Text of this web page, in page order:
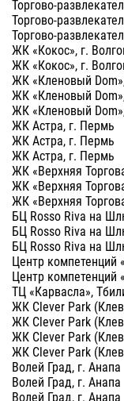
Торгово-
Торгово-
Торгово-
ЖК «Кокос», г.
ЖК «Кокос», г.
ЖК «Кленовый
ЖК «Кленовый
ЖК «Кленовый
ЖК Астра, г. Пермь
ЖК Астра, г. Пермь
ЖК Астра, г. Пермь
ЖК «Верхняя
ЖК «Верхняя
ЖК «Верхняя
БЦ Rosso Riva на
БЦ Rosso Riva на
БЦ Rosso Riva на
Центр компетенций
Центр компетенций
ТЦ «Карвасла»,
ЖК Clever Park
ЖК Clever Park
ЖК Clever Park
ЖК Clever Park
Волей Град, г. Анапа
Волей Град, г. Анапа
Волей Град, г. Анапа